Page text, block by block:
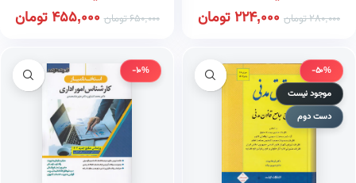
280,000تومان 224,000تومان 650,000تومان 455,000تومان
-50%
موجود نیست
دست دوم
-10%